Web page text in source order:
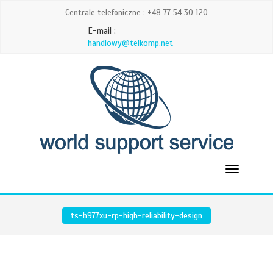
Centrale telefoniczne : +48 77 54 30 120
E-mail :
handlowy@telkomp.net
ts-h977xu-rp-high-reliability-design